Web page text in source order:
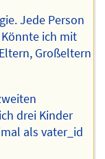
Jede Person
ich mit
Großeltern
drei Kinder
als vater_id